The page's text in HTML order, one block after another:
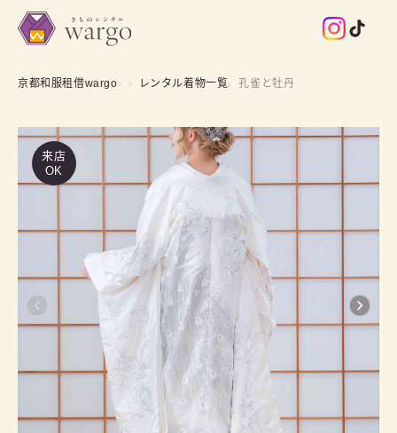
京都和服租借wargo レンタル着物一覧 孔雀と牡丹
来店
OK